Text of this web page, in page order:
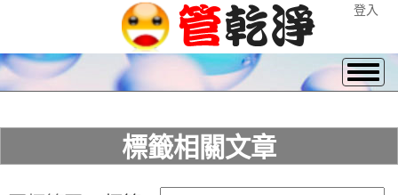
登入
標籤相關文章